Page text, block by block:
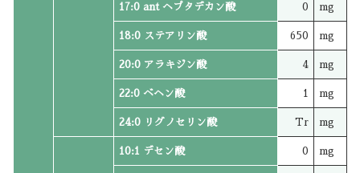
17:0 ant ヘプタデカン酸 0 mg
18:0 ステアリン酸 650 mg
20:0 アラキジン酸 4 mg
22:0 ベヘン酸 1 mg
24:0 リグノセリン酸 Tr mg
10:1 デセン酸 0 mg